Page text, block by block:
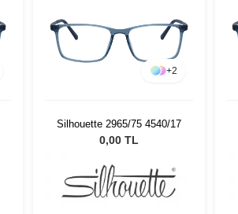
+2
Silhouette 2965/75 4540/17
0,00 TL